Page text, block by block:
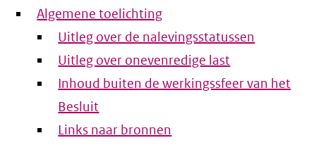
Algemene toelichting
Uitleg over de nalevingsstatussen
Uitleg over onevenredige last
Inhoud buiten de werkingssfeer van het
Besluit
Links naar bronnen